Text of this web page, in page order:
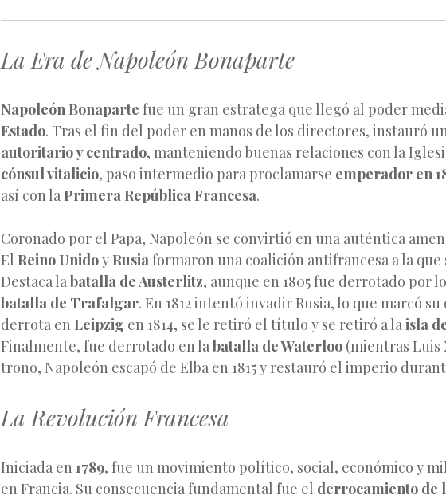
La Era de Napoleón Bonaparte
Napoleón Bonaparte fue un gran estratega que llegó al poder
Estado. Tras el fin del poder en manos de los directores, instauró
autoritario y centrado, manteniendo buenas relaciones con la
cónsul vitalicio, paso intermedio para proclamarse emperador en
así con la Primera República Francesa.
Coronado por el Papa, Napoleón se convirtió en una auténtica
El Reino Unidoy Rusiaformaron una coalición antifrancesa a la que
Destaca labatalla de Austerlitz, aunque en 1805 fue derrotado por
batalla de Trafalgar. En 1812 intentó invadir Rusia, lo que marcó
derrota en Leipzig en 1814, se le retiró el título y se retiró a laisla
Finalmente, fue derrotado en labatalla de Waterloo (mientras Luis
trono, Napoleón escapó de Elba en 1815 y restauró el imperio
La Revolución Francesa
Iniciada en 1789, fue un movimiento político, social, económico y
en Francia. Su consecuencia fundamental fue el derrocamiento de